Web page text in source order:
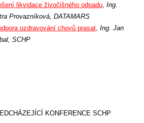
likvidace živočišného odpadu, Ing.
Provazníková, DATAMARS
ozdravování chovů prasat, Ing. Jan
SCHP
KONFERENCE SCHP